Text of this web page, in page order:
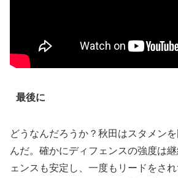
最後に
どうなんだろうか？秋田はスタメン
んだ。確かにディフェンスの強度は
ェンスも安定し、一度もリードをさ